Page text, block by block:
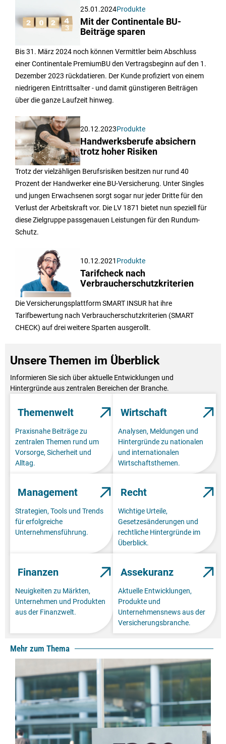
25.01.2024Produkte
Mit der Continentale BU-
Beiträge sparen
Bis 31. März 2024 noch können Vermittler beim Abschluss
einer Continentale PremiumBU den Vertragsbeginn auf den 1.
Dezember 2023 rückdatieren. Der Kunde profiziert von einem
niedrigeren Eintrittsalter - und damit günstigeren Beiträgen
über die ganze Laufzeit hinweg.
20.12.2023Produkte
Handwerksberufe absichern
trotz hoher Risiken
Trotz der vielzähligen Berufsrisiken besitzen nur rund 40
Prozent der Handwerker eine BU-Versicherung. Unter Singles
und jungen Erwachsenen sorgt sogar nur jeder Dritte für den
Verlust der Arbeitskraft vor. Die LV 1871 bietet nun speziell für
diese Zielgruppe passgenauen Leistungen für den Rundum-
Schutz.
10.12.2021 Produkte
Tarifcheck nach
Verbraucherschutzkriterien
Die Versicherungsplattform SMART INSUR hat ihre
Tarifbewertung nach Verbraucherschutzkriterien (SMART
CHECK) auf drei weitere Sparten ausgerollt.
Unsere Themen im Überblick
Informieren Sie sich über aktuelle Entwicklungen und
Hintergründe aus zentralen Bereichen der Branche.
Themenwelt
Praxisnahe Beiträge zu
zentralen Themen rund um
Vorsorge, Sicherheit und
Alltag.
Wirtschaft
Analysen, Meldungen und
Hintergründe zu nationalen
und internationalen
Wirtschaftsthemen.
Management
Strategien, Tools und Trends
für erfolgreiche
Unternehmensführung.
Recht
Wichtige Urteile,
Gesetzesänderungen und
rechtliche Hintergründe im
Überblick.
Finanzen
Neuigkeiten zu Märkten,
Unternehmen und Produkten
aus der Finanzwelt.
Assekuranz
Aktuelle Entwicklungen,
Produkte und
Unternehmensnews aus der
Versicherungsbranche.
Mehr zum Thema